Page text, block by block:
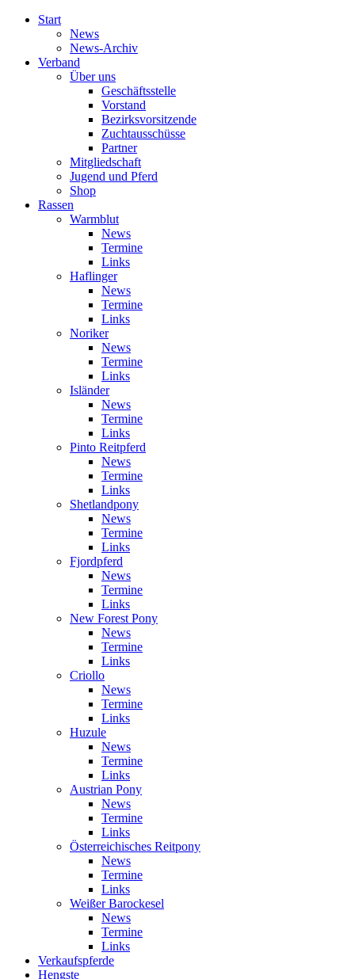
Start
News
News-Archiv
Verband
Über uns
Geschäftsstelle
Vorstand
Bezirksvorsitzende
Zuchtausschüsse
Partner
Mitgliedschaft
Jugend und Pferd
Shop
Rassen
Warmblut
News
Termine
Links
Haflinger
News
Termine
Links
Noriker
News
Termine
Links
Isländer
News
Termine
Links
Pinto Reitpferd
News
Termine
Links
Shetlandpony
News
Termine
Links
Fjordpferd
News
Termine
Links
New Forest Pony
News
Termine
Links
Criollo
News
Termine
Links
Huzule
News
Termine
Links
Austrian Pony
News
Termine
Links
Österreichisches Reitpony
News
Termine
Links
Weißer Barockesel
News
Termine
Links
Verkaufspferde
Hengste